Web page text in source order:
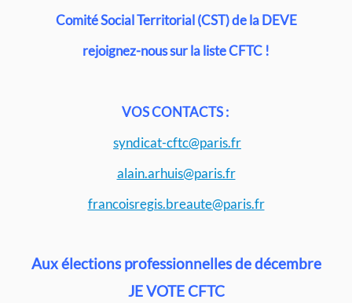
Comité Social Territorial (CST) de la DEVE
rejoignez-nous sur la liste CFTC !
VOS CONTACTS :
syndicat-cftc@paris.fr
alain.arhuis@paris.fr
francoisregis.breaute@paris.fr
Aux élections professionnelles de décembre
JE VOTE CFTC